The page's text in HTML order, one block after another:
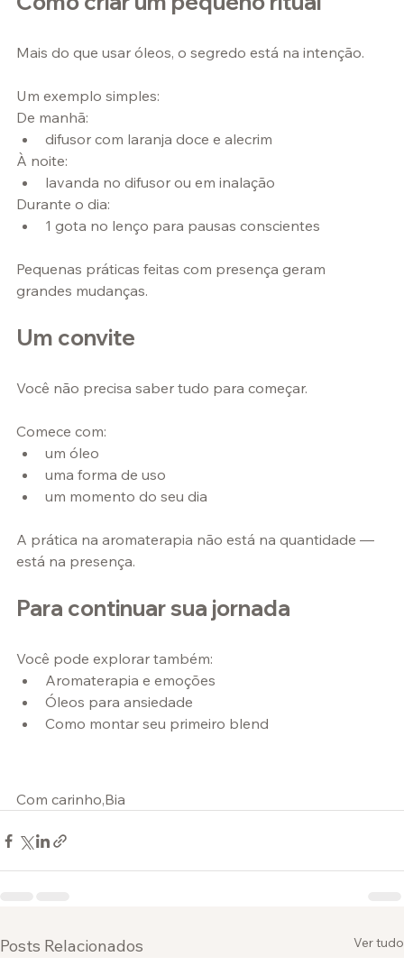
Mais do que usar óleos, o segredo está na intenção.
Um exemplo simples:
De manhã:
difusor com laranja doce e alecrim
À noite:
lavanda no difusor ou em inalação
Durante o dia:
1 gota no lenço para pausas conscientes
Pequenas práticas feitas com presença geram
grandes mudanças.
Um convite
Você não precisa saber tudo para começar.
Comece com:
um óleo
uma forma de uso
um momento do seu dia
A prática na aromaterapia não está na quantidade —
está na presença.
Para continuar sua jornada
Você pode explorar também:
Aromaterapia e emoções
Óleos para ansiedade
Como montar seu primeiro blend
Com carinho,Bia
Posts Relacionados Ver tudo